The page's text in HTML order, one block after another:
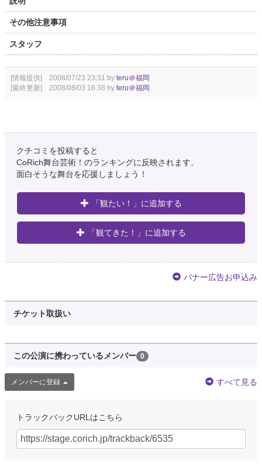
その他注意事項
スタッフ
[情報提供] 2008/07/23 23:31 by teru＠福岡
[最終更新] 2008/08/03 16:38 by teru＠福岡
クチコミを投稿すると
CoRich舞台芸術！のランキングに反映されます。
面白そうな舞台を応援しましょう！
「観たい！」に追加する
「観てきた！」に追加する
バナー広告お申込み
チケット取扱い
この公演に携わっているメンバー 0
メンバーに登録 すべて見る
トラックバックURLはこちら